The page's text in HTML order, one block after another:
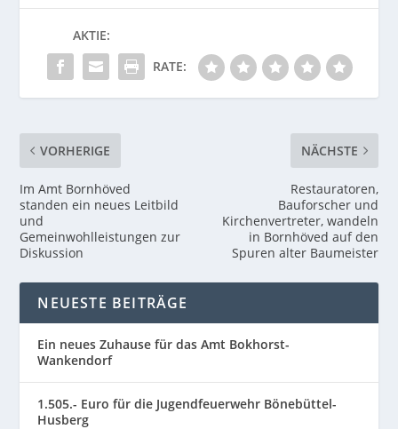
AKTIE:
RATE:
VORHERIGE
Im Amt Bornhöved
standen ein neues Leitbild
und
Gemeinwohlleistungen zur
Diskussion
NÄCHSTE
Restauratoren,
Bauforscher und
Kirchenvertreter, wandeln
in Bornhöved auf den
Spuren alter Baumeister
NEUESTE BEITRÄGE
Ein neues Zuhause für das Amt Bokhorst-
Wankendorf
1.505.- Euro für die Jugendfeuerwehr Bönebüttel-
Husberg